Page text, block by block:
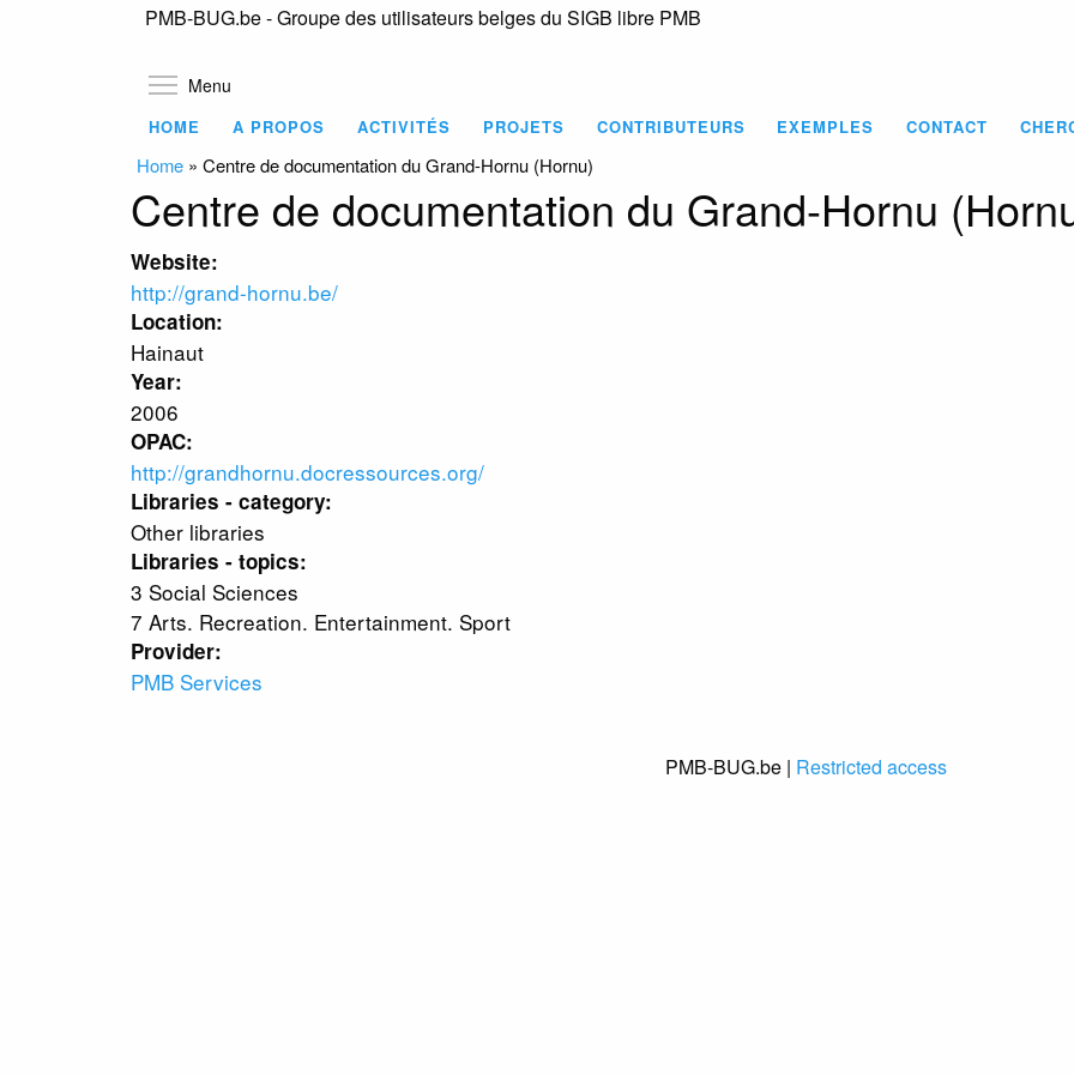
PMB-BUG.be - Groupe des utilisateurs belges du SIGB libre PMB
Menu
HOME A PROPOS ACTIVITÉS PROJETS CONTRIBUTEURS EXEMPLES CONTACT
Home » Centre de documentation du Grand-Hornu (Hornu)
Centre de documentation du Grand-Hornu
Website:
http://grand-hornu.be/
Location:
Hainaut
Year:
2006
OPAC:
http://grandhornu.docressources.org/
Libraries - category:
Other libraries
Libraries - topics:
3 Social Sciences
7 Arts. Recreation. Entertainment. Sport
Provider:
PMB Services
PMB-BUG.be | Restricted access